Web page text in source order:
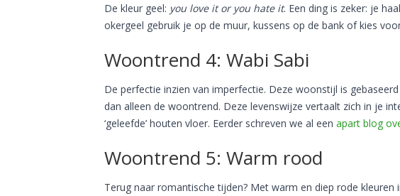
De kleur geel: you love it or you hate it. Een ding is zeker: je
okergeel gebruik je op de muur, kussens op de bank of kies
Woontrend 4: Wabi Sabi
De perfectie inzien van imperfectie. Deze woonstijl is
dan alleen de woontrend. Deze levenswijze vertaalt zich in je
‘geleefde’ houten vloer. Eerder schreven we al een apart blog
Woontrend 5: Warm rood
Terug naar romantische tijden? Met warm en diep rode